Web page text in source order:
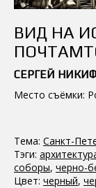
ВИД НА
СЕРГЕЙ
Место съёмки:
Тема: Санкт-
Тэги:
соборы, черно-
Цвет: черный,